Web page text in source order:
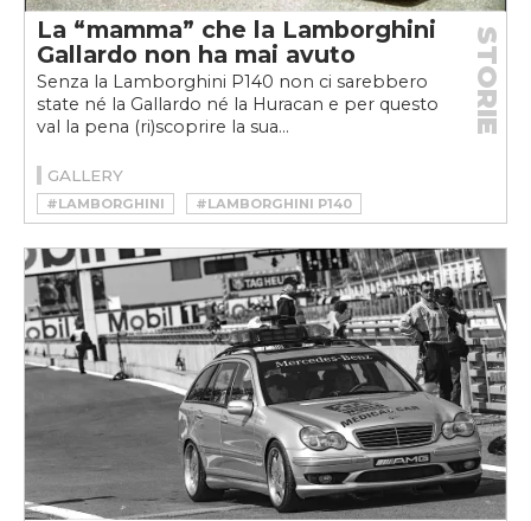
La “mamma” che la Lamborghini
Gallardo non ha mai avuto
Senza la Lamborghini P140 non ci sarebbero
state né la Gallardo né la Huracan e per questo
val la pena (ri)scoprire la sua...
STORIE
GALLERY
#LAMBORGHINI #LAMBORGHINI P140